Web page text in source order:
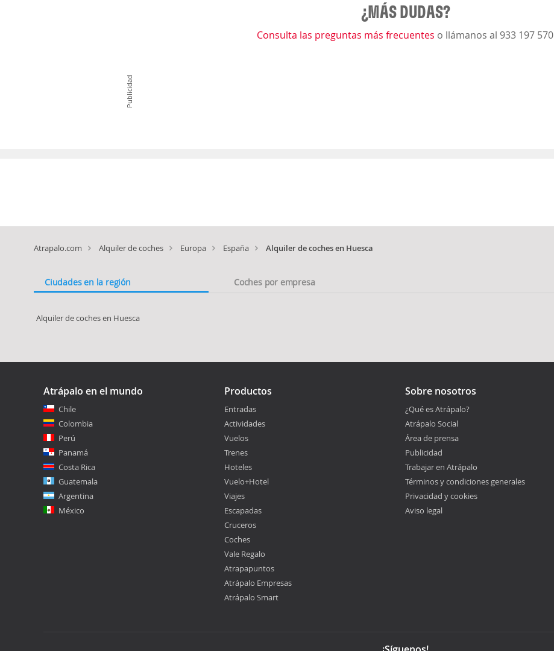
¿MÁS DUDAS?
Consulta las preguntas más frecuentes o llámanos al 933 197 570
Publicidad
Atrapalo.com Alquiler de coches Europa España Alquiler de coches en Huesca
Ciudades en la región Coches por empresa
Alquiler de coches en Huesca
Atrápalo en el mundo
Chile
Colombia
Perú
Panamá
Costa Rica
Guatemala
Argentina
México
Productos
Entradas
Actividades
Vuelos
Trenes
Hoteles
Vuelo+Hotel
Viajes
Escapadas
Cruceros
Coches
Vale Regalo
Atrapapuntos
Atrápalo Empresas
Atrápalo Smart
Sobre nosotros
¿Qué es Atrápalo?
Atrápalo Social
Área de prensa
Publicidad
Trabajar en Atrápalo
Términos y condiciones generales
Privacidad y cookies
Aviso legal